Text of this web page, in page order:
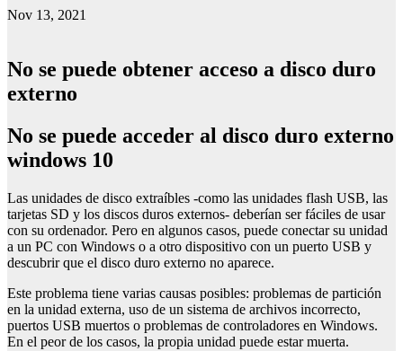
Nov 13, 2021
No se puede obtener acceso a disco duro
externo
No se puede acceder al disco duro externo
windows 10
Las unidades de disco extraíbles -como las unidades flash USB, las
tarjetas SD y los discos duros externos- deberían ser fáciles de usar
con su ordenador. Pero en algunos casos, puede conectar su unidad
a un PC con Windows o a otro dispositivo con un puerto USB y
descubrir que el disco duro externo no aparece.
Este problema tiene varias causas posibles: problemas de partición
en la unidad externa, uso de un sistema de archivos incorrecto,
puertos USB muertos o problemas de controladores en Windows.
En el peor de los casos, la propia unidad puede estar muerta.